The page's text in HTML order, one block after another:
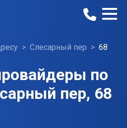
Слесарный пер 68
по
пер, 68